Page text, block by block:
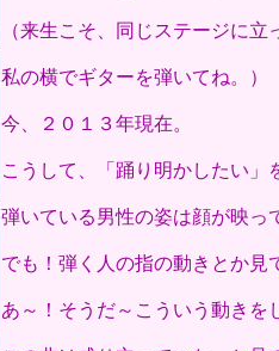
（来生こそ、同じステージに立
私の横でギターを弾いてね。）
今、２０１３年現在。
こうして、「踊り明かしたい」
弾いている男性の姿は顔が映っ
でも！弾く人の指の動きとか見
あ～！そうだ～こういう動きを